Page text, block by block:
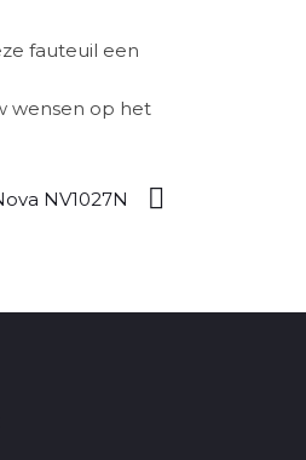
fauteuil een
wensen op het
NV1027N